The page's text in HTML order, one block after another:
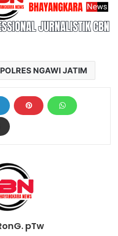
NGAWI JATIM
pTw